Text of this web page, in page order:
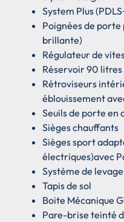
System Plus
Poignées de
brillante)
Régulateur de
Réservoir 90 litres
Rétroviseurs
éblouissement
Seuils de porte en
Sièges chauffants
Sièges sport
électriques)avec
Système de
Tapis de sol
Boite Mécanique
Pare-brise teinté